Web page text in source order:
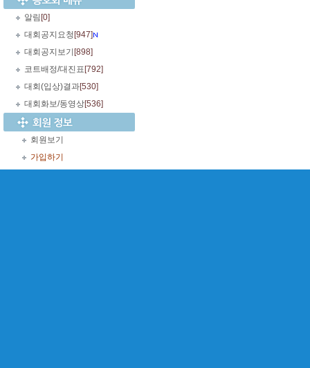
알림 [0]
대회공지요청 [947]
대회공지보기 [898]
코트배정/대진표 [792]
대회(입상)결과[530]
대회화보/동영상[536]
회원보기
가입하기